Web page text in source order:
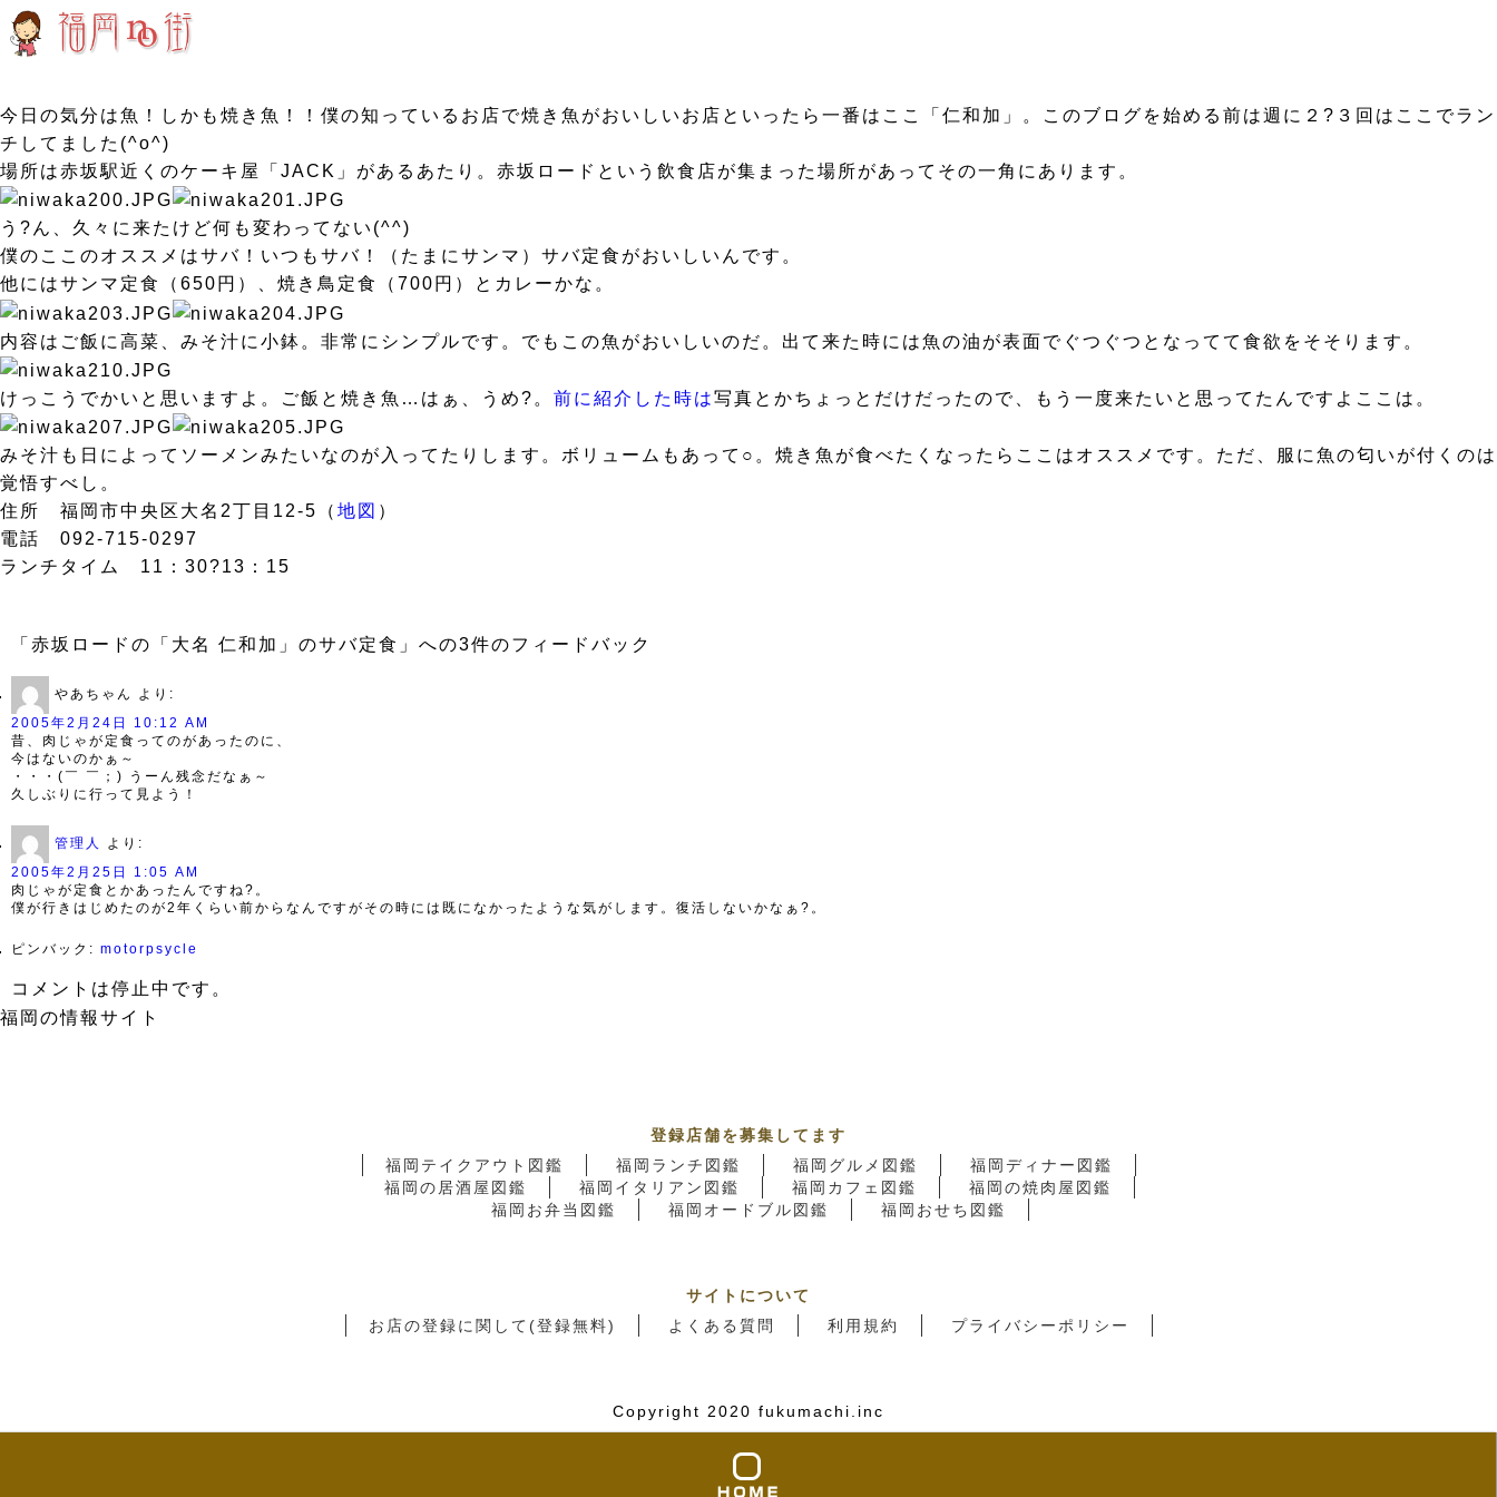
今日の気分は魚！しかも焼き魚！！僕の知っているお店で焼き魚がおいしいお店といったら一番はここ「仁和加」。このブログを始める前は週に２?３回はここでラン
チしてました(^o^)
場所は赤坂駅近くのケーキ屋「JACK」があるあたり。赤坂ロードという飲食店が集まった場所があってその一角にあります。
う?ん、久々に来たけど何も変わってない(^^)
僕のここのオススメはサバ！いつもサバ！（たまにサンマ）サバ定食がおいしいんです。
他にはサンマ定食（650円）、焼き鳥定食（700円）とカレーかな。
内容はご飯に高菜、みそ汁に小鉢。非常にシンプルです。でもこの魚がおいしいのだ。出て来た時には魚の油が表面でぐつぐつとなってて食欲をそそります。
けっこうでかいと思いますよ。ご飯と焼き魚…はぁ、うめ?。 前に紹介した時は写真とかちょっとだけだったので、もう一度来たいと思ってたんですよここは。
みそ汁も日によってソーメンみたいなのが入ってたりします。ボリュームもあって○。焼き魚が食べたくなったらここはオススメです。ただ、服に魚の匂いが付くのは
覚悟すべし。
住所 福岡市中央区大名2丁目12-5（ 地図 ）
電話 092-715-0297
ランチタイム 11：30?13：15
「赤坂ロードの「大名 仁和加」のサバ定食」への3件のフィードバック
やあちゃん
より:
2005年2月24日 10:12 AM
昔、肉じゃが定食ってのがあったのに、
今はないのかぁ～
・・・(￣ ￣；) うーん残念だなぁ～
久しぶりに行って見よう！
管理人
より:
2005年2月25日 1:05 AM
肉じゃが定食とかあったんですね?。
僕が行きはじめたのが2年くらい前からなんですがその時には既になかったような気がします。復活しないかなぁ?。
ピンバック: motorpsycle
コメントは停止中です。
福岡の情報サイト
登録店舗を募集してます
福岡テイクアウト図鑑
福岡ランチ図鑑 福岡グルメ図鑑
福岡ディナー図鑑
福岡の居酒屋図鑑
福岡イタリアン図鑑 福岡カフェ図鑑
福岡の焼肉屋図鑑
福岡お弁当図鑑
福岡オードブル図鑑 福岡おせち図鑑
サイトについて
お店の登録に関して(登録無料)
よくある質問 利用規約 プライバシーポリシー
Copyright 2020 fukumachi.inc